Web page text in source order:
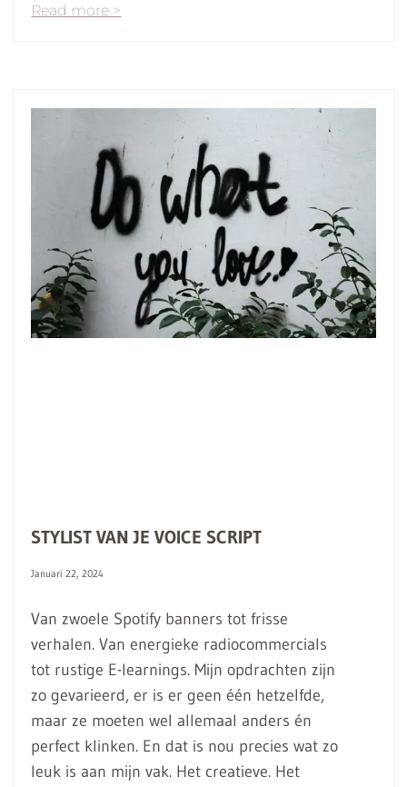
Read more >
STYLIST VAN JE VOICE SCRIPT
Januari 22, 2024
Van zwoele Spotify banners tot frisse
verhalen. Van energieke radiocommercials
tot rustige E-learnings. Mijn opdrachten zijn
zo gevarieerd, er is er geen één hetzelfde,
maar ze moeten wel allemaal anders én
perfect klinken. En dat is nou precies wat zo
leuk is aan mijn vak. Het creatieve. Het